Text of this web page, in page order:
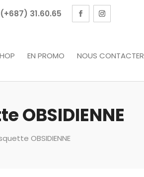
(+687) 31.60.65
EN PROMO NOUS CONTACTER
OBSIDIENNE
OBSIDIENNE